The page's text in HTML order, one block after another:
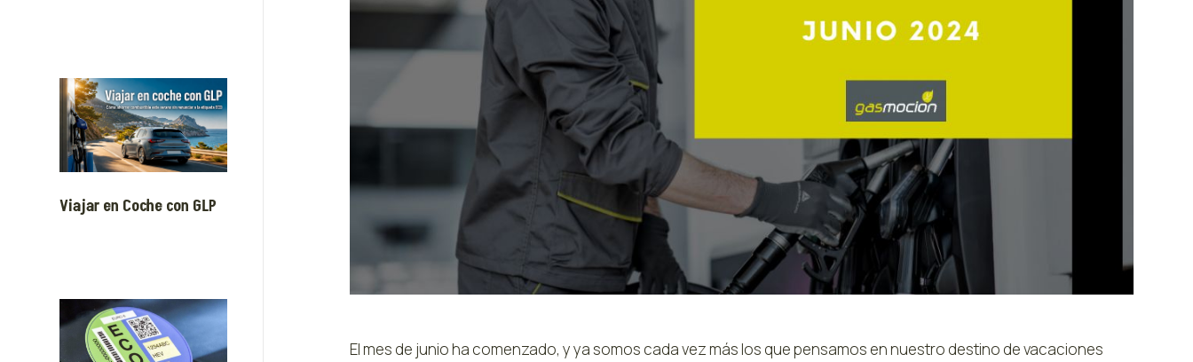
Viajar en Coche con GLP
El mes de junio ha comenzado, y ya somos cada vez más los que pensamos en nuestro destino de vacaciones